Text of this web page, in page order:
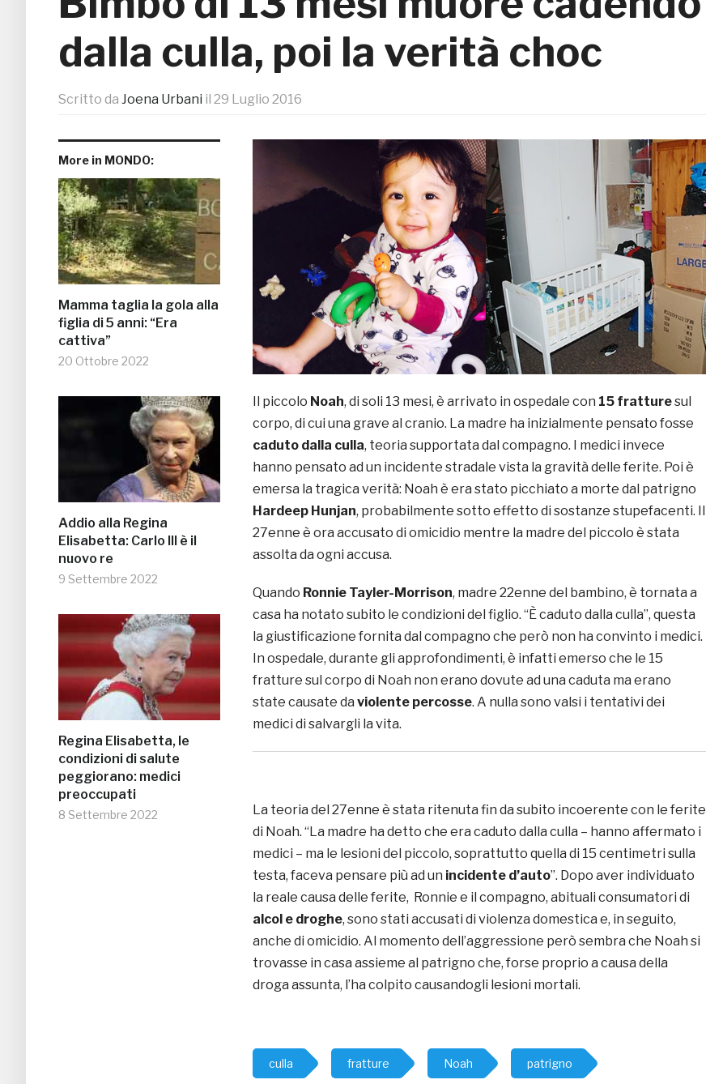
dalla culla, poi la verità choc
Scritto da Joena Urbani il 29 Luglio 2016
More in MONDO:
Mamma taglia la gola alla
figlia di 5 anni: “Era
cattiva”
20 Ottobre 2022
Addio alla Regina
Elisabetta: Carlo III è il
nuovo re
9 Settembre 2022
Regina Elisabetta, le
condizioni di salute
peggiorano: medici
preoccupati
8 Settembre 2022
Il piccolo Noah, di soli 13 mesi, è arrivato in ospedale con 15 fratturesul
corpo, di cui una grave al cranio. La madre ha inizialmente pensato fosse
caduto dalla culla, teoria supportata dal compagno. I medici invece
hanno pensato ad un incidente stradale vista la gravità delle ferite. Poi è
emersa la tragica verità: Noah è era stato picchiato a morte dal patrigno
Hardeep Hunjan, probabilmente sotto effetto di sostanze stupefacenti. Il
27enne è ora accusato di omicidio mentre la madre del piccolo è stata
assolta da ogni accusa.
Quando Ronnie Tayler-Morrison, madre 22enne del bambino, è tornata a
casa ha notato subito le condizioni del figlio. “È caduto dalla culla”, questa
la giustificazione fornita dal compagno che però non ha convinto i medici.
In ospedale, durante gli approfondimenti, è infatti emerso che le 15
fratture sul corpo di Noah non erano dovute ad una caduta ma erano
state causate da violente percosse. A nulla sono valsi i tentativi dei
medici di salvargli la vita.
La teoria del 27enne è stata ritenuta fin da subito incoerente con le ferite
di Noah. “La madre ha detto che era caduto dalla culla – hanno affermato i
medici – ma le lesioni del piccolo, soprattutto quella di 15 centimetri sulla
testa, faceva pensare più ad un incidente d’auto”. Dopo aver individuato
la reale causa delle ferite, Ronnie e il compagno, abituali consumatori di
alcol e droghe, sono stati accusati di violenza domestica e, in seguito,
anche di omicidio. Al momento dell’aggressione però sembra che Noah si
trovasse in casa assieme al patrigno che, forse proprio a causa della
droga assunta, l’ha colpito causandogli lesioni mortali.
culla fratture Noah patrigno